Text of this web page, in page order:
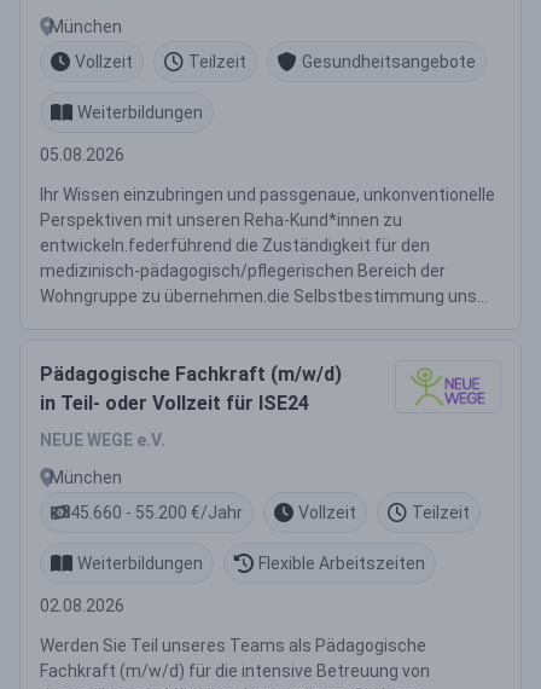
München
Vollzeit
Teilzeit Gesundheitsangebote
Weiterbildungen
05.08.2026
Ihr Wissen einzubringen und passgenaue, unkonventionelle
Perspektiven mit unseren Reha-Kund*innen zu
entwickeln.federführend die Zuständigkeit für den
medizinisch-pädagogisch/pflegerischen Bereich der
Wohngruppe zu übernehmen.die Selbstbestimmung uns...
Pädagogische Fachkraft (m/w/d)
in Teil- oder Vollzeit für ISE24
NEUE WEGE e.V.
München
45.660 - 55.200 €/Jahr
Vollzeit Teilzeit
Weiterbildungen Flexible Arbeitszeiten
02.08.2026
Werden Sie Teil unseres Teams als Pädagogische
Fachkraft (m/w/d) für die intensive Betreuung von